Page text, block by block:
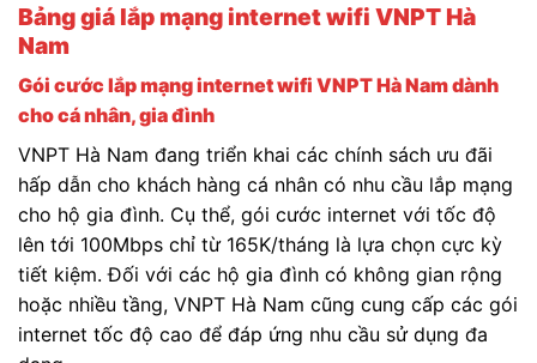
Bảng giá lắp mạng internet wifi VNPT Hà
Nam
Gói cước lắp mạng internet wifi VNPT Hà Nam dành
cho cá nhân, gia đình
VNPT Hà Nam đang triển khai các chính sách ưu đãi
hấp dẫn cho khách hàng cá nhân có nhu cầu lắp mạng
cho hộ gia đình. Cụ thể, gói cước internet với tốc độ
lên tới 100Mbps chỉ từ 165K/tháng là lựa chọn cực kỳ
tiết kiệm. Đối với các hộ gia đình có không gian rộng
hoặc nhiều tầng, VNPT Hà Nam cũng cung cấp các gói
internet tốc độ cao để đáp ứng nhu cầu sử dụng đa